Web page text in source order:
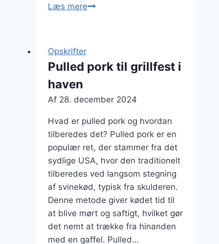
Læs merePulled
med
Opskrifter
Pulled pork til grillfest i
haven
Af 28. december 2024
Hvad er pulled pork og hvordan
tilberedes det? Pulled pork er en
populær ret, der stammer fra det
sydlige USA, hvor den traditionelt
tilberedes ved langsom stegning
af svinekød, typisk fra skulderen.
Denne metode giver kødet tid til
at blive mørt og saftigt, hvilket gør
det nemt at trække fra hinanden
med en gaffel. Pulled…